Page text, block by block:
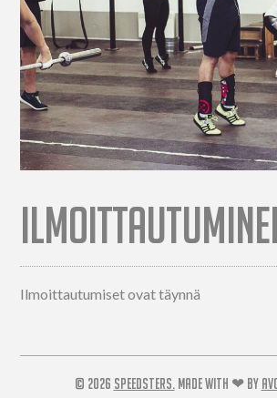
Ilmoittautumiset ovat täynnä
© 2026 SPEEDSTERS. MADE WITH ❤ BY